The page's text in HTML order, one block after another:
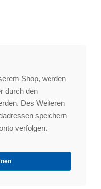
Shop, werden
durch den
Des Weiteren
speichern
verfolgen.